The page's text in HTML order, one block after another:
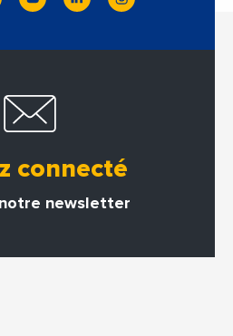
connecté
notre newsletter